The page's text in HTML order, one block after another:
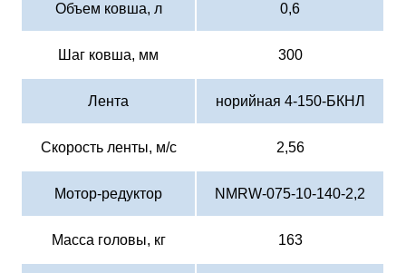
Объем ковша, л 0,6
Шаг ковша, мм 300
Лента норийная 4-150-БКНЛ
Скорость ленты, м/с 2,56
Мотор-редуктор NMRW-075-10-140-2,2
Масса головы, кг 163